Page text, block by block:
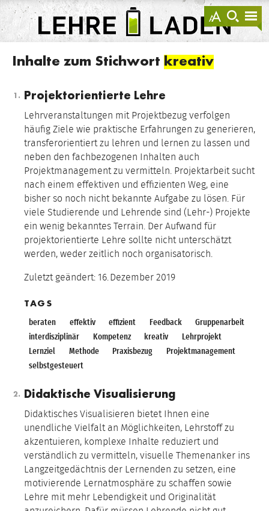
anzeigen
zur
Suche
LEHRE
LADEN
Inhalte zum Stichwort kreativ
Projektorientierte Lehre
Lehrveranstaltungen mit Projektbezug verfolgen
häufig Ziele wie praktische Erfahrungen zu generieren,
transferorientiert zu lehren und lernen zu lassen und
neben den fachbezogenen Inhalten auch
Projektmanagement zu vermitteln. Projektarbeit sucht
nach einem effektiven und effizienten Weg, eine
bisher so noch nicht bekannte Aufgabe zu lösen. Für
viele Studierende und Lehrende sind (Lehr-) Projekte
ein wenig bekanntes Terrain. Der Aufwand für
projektorientierte Lehre sollte nicht unterschätzt
werden, weder zeitlich noch organisatorisch.
Zuletzt geändert: 16.Dezember 2019
TAGS
beraten effektiv effizient Feedback
Gruppenarbeit
interdisziplinär
Kompetenz kreativ
Lehrprojekt
Lernziel
Methode Praxisbezug
Projektmanagement
selbstgesteuert
Didaktische Visualisierung
Didaktisches Visualisieren bietet Ihnen eine
unendliche Vielfalt an Möglichkeiten, Lehrstoff zu
akzentuieren, komplexe Inhalte reduziert und
verständlich zu vermitteln, visuelle Themenanker ins
Langzeitgedächtnis der Lernenden zu setzen, eine
motivierende Lernatmosphäre zu schaffen sowie
Lehre mit mehr Lebendigkeit und Originalität